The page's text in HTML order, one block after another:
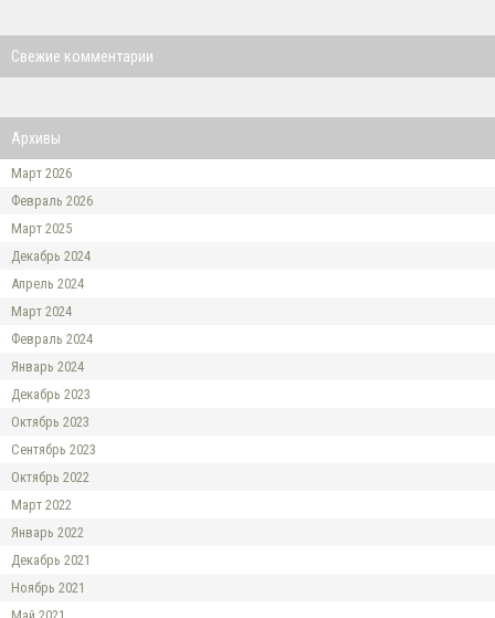
Свежие комментарии
Архивы
Март 2026
Февраль 2026
Март 2025
Декабрь 2024
Апрель 2024
Март 2024
Февраль 2024
Январь 2024
Декабрь 2023
Октябрь 2023
Сентябрь 2023
Октябрь 2022
Март 2022
Январь 2022
Декабрь 2021
Ноябрь 2021